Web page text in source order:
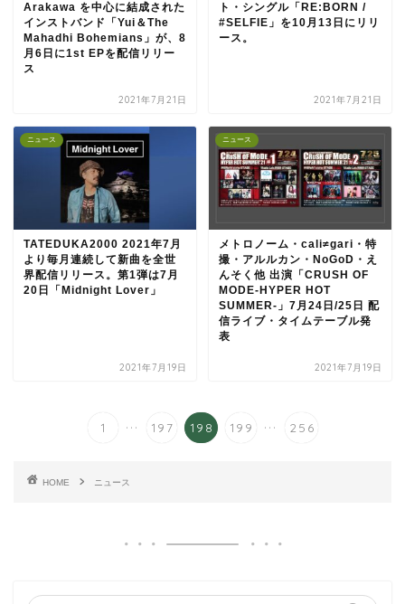
Arakawa を中心に結成された
インストバンド「Yui＆The
Mahadhi Bohemians」が、8
月6日に1st EPを配信リリー
ス
2021年7月21日
ト・シングル「RE:BORN /
#SELFIE」を10月13日にリリ
ース。
2021年7月21日
ニュース
TATEDUKA2000 2021年7月
より毎月連続して新曲を全世
界配信リリース。第1弾は7月
20日「Midnight Lover」
2021年7月19日
ニュース
メトロノーム・cali≠gari・特
撮・アルルカン・NoGoD・え
んそく他 出演「CRUSH OF
MODE-HYPER HOT
SUMMER-」7月24日/25日 配
信ライブ・タイムテーブル発
表
2021年7月19日
1 ... 197 198 199 ... 256
HOME ニュース